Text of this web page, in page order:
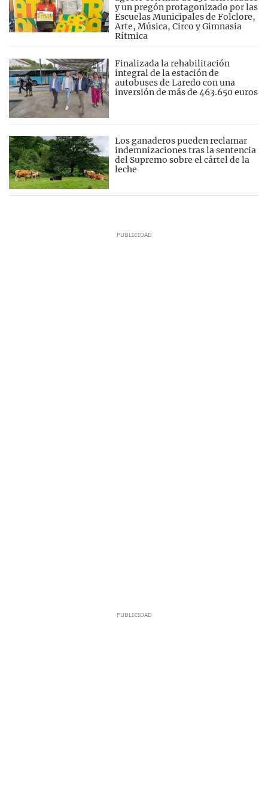
y un pregón protagonizado por las
Escuelas Municipales de Folclore,
Arte, Música, Circo y Gimnasia
Rítmica
Finalizada la rehabilitación
integral de la estación de
autobuses de Laredo con una
inversión de más de 463.650 euros
Los ganaderos pueden reclamar
indemnizaciones tras la sentencia
del Supremo sobre el cártel de la
leche